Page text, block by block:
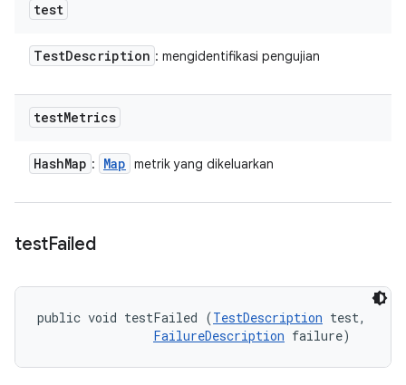
test
TestDescription : mengidentifikasi pengujian
testMetrics
HashMap : Map metrik yang dikeluarkan
testFailed
public void testFailed (TestDescription test,
FailureDescription failure)